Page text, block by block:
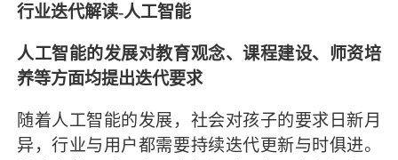
行业迭代解读-人工智能
人工智能的发展对教育观念、课程建设、师资培
养等方面均提出迭代要求
随着人工智能的发展，社会对孩子的要求日新月
异，行业与用户都需要持续迭代更新与时俱进。